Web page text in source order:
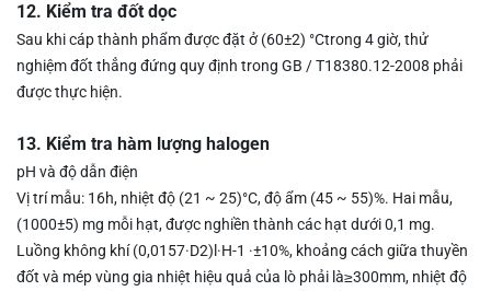
12. Kiểm tra đốt dọc
Sau khi cáp thành phẩm được đặt ở (60±2) °Ctrong 4 giờ, thử
nghiệm đốt thẳng đứng quy định trong GB / T18380.12-2008 phải
được thực hiện.
13. Kiểm tra hàm lượng halogen
pH và độ dẫn điện
Vị trí mẫu: 16h, nhiệt độ (21 ~ 25)°C, độ ẩm (45 ~ 55)%. Hai mẫu,
(1000±5) mg mỗi hạt, được nghiền thành các hạt dưới 0,1 mg.
Luồng không khí (0,0157·D2)l ·H-1 ·±10%, khoảng cách giữa thuyền
đốt và mép vùng gia nhiệt hiệu quả của lò phải là≥300mm, nhiệt độ